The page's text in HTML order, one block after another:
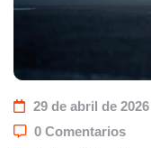
29 de abril de 2026
0 Comentarios